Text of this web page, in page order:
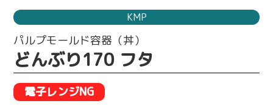
KMP
パルプモールド容器（丼）
どんぶり170 フタ
電子レンジNG